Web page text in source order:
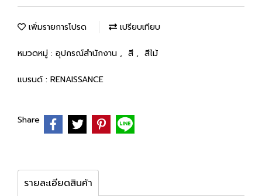
เพิ่มรายการโปรด เปรียบเทียบ
หมวดหมู่ : อุปกรณ์สำนักงาน , สี , สีไม้
แบรนด์ : RENAISSANCE
Share
รายละเอียดสินค้า